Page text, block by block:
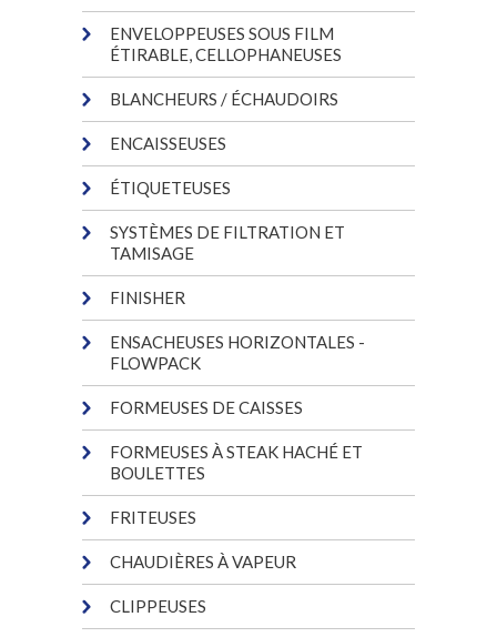
ENVELOPPEUSES SOUS FILM
ÉTIRABLE, CELLOPHANEUSES
BLANCHEURS / ÉCHAUDOIRS
ENCAISSEUSES
ÉTIQUETEUSES
SYSTÈMES DE FILTRATION ET
TAMISAGE
FINISHER
ENSACHEUSES HORIZONTALES -
FLOWPACK
FORMEUSES DE CAISSES
FORMEUSES À STEAK HACHÉ ET
BOULETTES
FRITEUSES
CHAUDIÈRES À VAPEUR
CLIPPEUSES